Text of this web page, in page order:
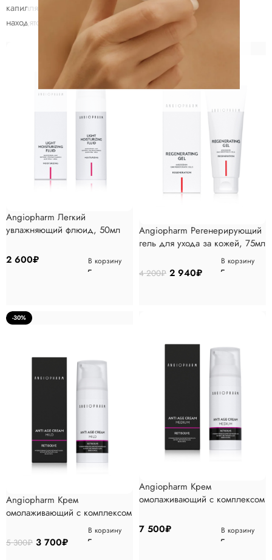
капилляров). Производство и главный офис компании
находятся в наукограде Кольцово, Новосибирск.
Angiopharm Легкий
увлажняющий флюид, 50мл
2 600₽ В корзину
Angiopharm Регенерирующий
гель для ухода за кожей, 75мл
4 200₽ 2 940₽
В корзину
-30%
Angiopharm Крем
омолаживающий с комплексом
ретиноидов MILD, 50мл
5 300₽ 3 700₽
В корзину
Angiopharm Крем
омолаживающий с комплексом
7 500₽ В корзину